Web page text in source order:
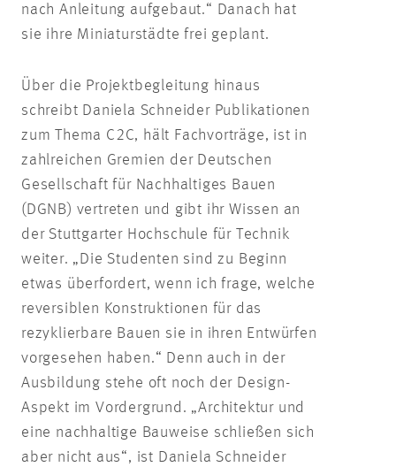
nach Anleitung aufgebaut.“ Danach hat
sie ihre Miniaturstädte frei geplant.
Über die Projektbegleitung hinaus
schreibt Daniela Schneider Publikationen
zum Thema C2C, hält Fachvorträge, ist in
zahlreichen Gremien der Deutschen
Gesellschaft für Nachhaltiges Bauen
(DGNB) vertreten und gibt ihr Wissen an
der Stuttgarter Hochschule für Technik
weiter. „Die Studenten sind zu Beginn
etwas überfordert, wenn ich frage, welche
reversiblen Konstruktionen für das
rezyklierbare Bauen sie in ihren Entwürfen
vorgesehen haben.“ Denn auch in der
Ausbildung stehe oft noch der Design-
Aspekt im Vordergrund. „Architektur und
eine nachhaltige Bauweise schließen sich
aber nicht aus“, ist Daniela Schneider